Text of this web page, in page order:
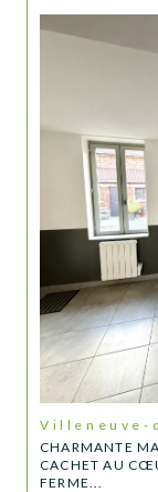
CHARMANTE
CACHET AU
FERME...